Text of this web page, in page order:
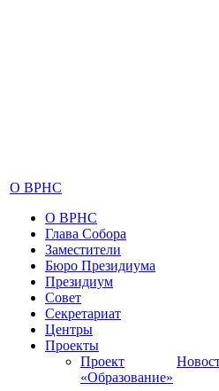
О ВРНС
О ВРНС
Глава Собора
Заместители
Бюро Президиума
Президиум
Совет
Секретариат
Центры
Проекты
Проект
«Образование»